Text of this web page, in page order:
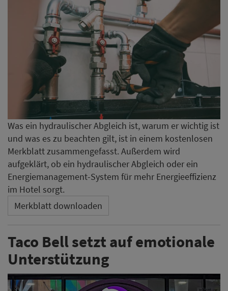
Was ein hydraulischer Abgleich ist, warum er wichtig ist
und was es zu beachten gilt, ist in einem kostenlosen
Merkblatt zusammengefasst. Außerdem wird
aufgeklärt, ob ein hydraulischer Abgleich oder ein
Energiemanagement-System für mehr Energieeffizienz
im Hotel sorgt.
Merkblatt downloaden
Taco Bell setzt auf emotionale
Unterstützung